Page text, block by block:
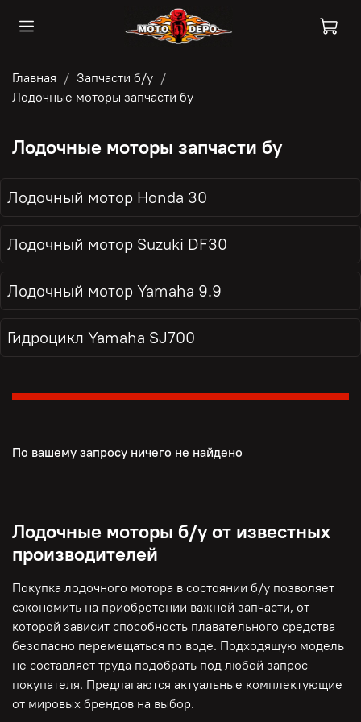
Главная
Запчасти б/у
Лодочные моторы запчасти бу
Лодочные моторы запчасти бу
Лодочный мотор Honda 30
Лодочный мотор Suzuki DF30
Лодочный мотор Yamaha 9.9
Гидроцикл Yamaha SJ700
По вашему запросу ничего не найдено
Лодочные моторы б/у от известных
производителей
Покупка лодочного мотора в состоянии б/у позволяет
сэкономить на приобретении важной запчасти, от
которой зависит способность плавательного средства
безопасно перемещаться по воде. Подходящую модель
не составляет труда подобрать под любой запрос
покупателя. Предлагаются актуальные комплектующие
от мировых брендов на выбор.